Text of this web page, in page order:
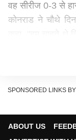
वह सीरीज 0-3 से
कोनराड ने चौथे
जन्म दे दिया है.
SPONSORED LINKS
ABOUT US